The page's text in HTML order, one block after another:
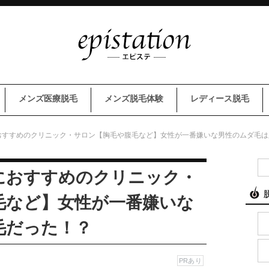
メンズ医療脱毛 メンズ脱毛体験 レディース脱毛
すめのクリニック・サロン【胸毛や腹毛など】女性が一番嫌いな男性のムダ毛
すすめのクリニック・
ど】女性が一番嫌いな
った！？
PRあり